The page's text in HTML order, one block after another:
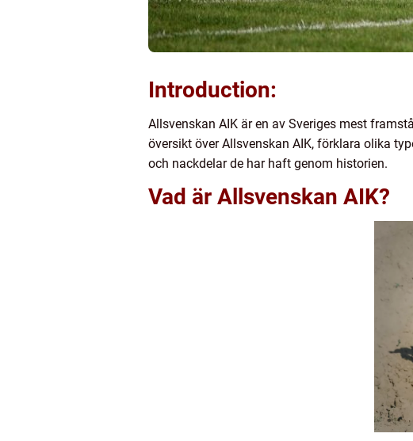
Introduction:
Allsvenskan AIK är en av Sveriges mest
översikt över Allsvenskan AIK, förklara olika
och nackdelar de har haft genom historien.
Vad är Allsvenskan AIK?